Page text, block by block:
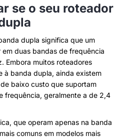
se o seu roteador
dupla significa que um
duas bandas de frequência
Embora muitos roteadores
à banda dupla, ainda existem
baixo custo que suportam
frequência, geralmente a de 2,4
que operam apenas na banda
comuns em modelos mais